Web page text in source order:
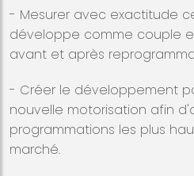
- Mesurer avec exactitude
développe comme couple
avant et après
- Créer le développement
nouvelle motorisation afin
programmations les plus
marché.